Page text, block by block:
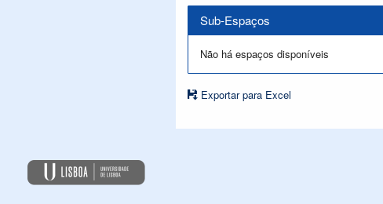
Sub-Espaços
Não há espaços disponíveis
Exportar para Excel